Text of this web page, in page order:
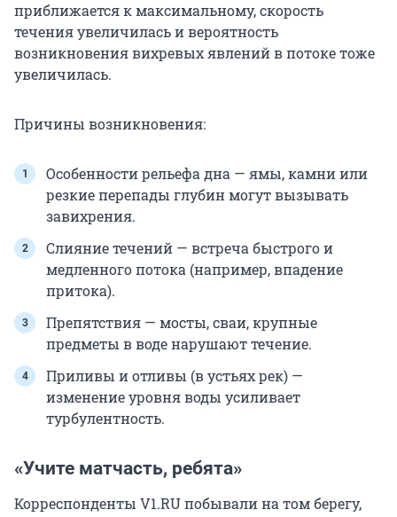
приближается к максимальному, скорость
течения увеличилась и вероятность
возникновения вихревых явлений в потоке тоже
увеличилась.
Причины возникновения:
Особенности рельефа дна — ямы, камни или
резкие перепады глубин могут вызывать
завихрения.
Слияние течений — встреча быстрого и
медленного потока (например, впадение
притока).
Препятствия — мосты, сваи, крупные
предметы в воде нарушают течение.
Приливы и отливы (в устьях рек) —
изменение уровня воды усиливает
турбулентность.
«Учите матчасть, ребята»
Корреспонденты V1.RU побывали на том берегу,